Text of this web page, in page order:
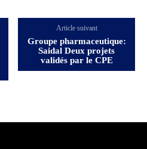
Article suivant
Groupe pharmaceutique:
Saidal Deux projets
validés par le CPE